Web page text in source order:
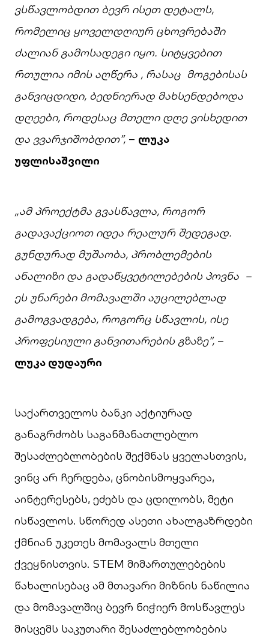
ვსწავლობდით ბევრ ისეთ დეტალს,
რომელიც ყოველდღიურ ცხოვრებაში
ძალიან გამოსადეგი იყო. სიტყვებით
რთულია იმის აღწერა , რასაც მოგებისას
განვიცდიდი, ბედნიერად მახსენდებოდა
დღეები, როდესაც მთელი დღე ვისხედით
და ვვარჯიშობდით”, – ლუკა
უფლისაშვილი
„ამ პროექტმა გვასწავლა, როგორ
გადავაქციოთ იდეა რეალურ შედეგად.
გუნდურად მუშაობა, პრობლემების
ანალიზი და გადაწყვეტილებების პოვნა –
ეს უნარები მომავალში აუცილებლად
გამოგვადგება, როგორც სწავლის, ისე
პროფესიული განვითარების გზაზე”, –
ლუკა დუდაური
საქართველოს ბანკი აქტიურად
განაგრძობს საგანმანათლებლო
შესაძლებლობების შექმნას ყველასთვის,
ვინც არ ჩერდება, ცნობისმოყვარეა,
აინტერესებს, ეძებს და ცდილობს, მეტი
ისწავლოს. სწორედ ასეთი ახალგაზრდები
ქმნიან უკეთეს მომავალს მთელი
ქვეყნისთვის. STEM მიმართულებების
წახალისებაც ამ მთავარი მიზნის ნაწილია
და მომავალშიც ბევრ ნიჭიერ მოსწავლეს
მისცემს საკუთარი შესაძლებლობების